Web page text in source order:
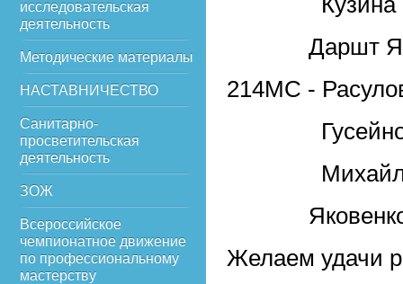
исследовательская
деятельность
Методические материалы
НАСТАВНИЧЕСТВО
Санитарно-
просветительская
деятельность
ЗОЖ
Всероссийское
чемпионатное движение
по профессиональному
мастерству
Даршт
214МС -
Яковенко
Желаем удачи